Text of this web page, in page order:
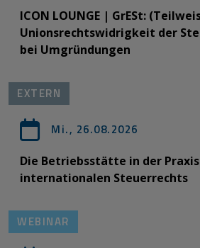
ICON LOUNGE | GrESt:
Unionsrechtswidrigkeit der
bei Umgründungen
EXTERN
Mi., 26.08.2026
Die Betriebsstätte in der
internationalen Steuerrechts
WEBINAR